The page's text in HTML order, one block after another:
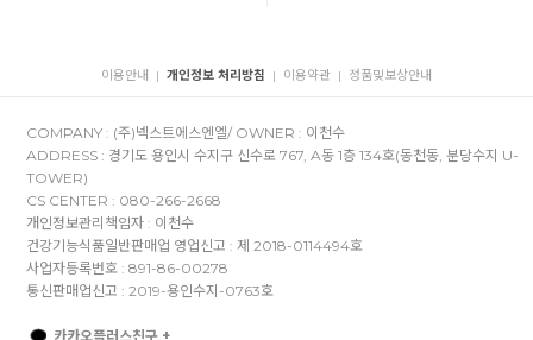
이용안내 | 개인정보 처리방침 | 이용약관 | 정품및보상안내
COMPANY : (주)넥스트에스엔엘/ OWNER : 이천수
ADDRESS : 경기도 용인시 수지구 신수로 767, A동 1층 134호(동천동, 분당수지 U-
TOWER)
CS CENTER : 080-266-2668
개인정보관리책임자 : 이천수
건강기능식품일반판매업 영업신고 : 제 2018-0114494호
사업자등록번호 : 891-86-00278
통신판매업신고 : 2019-용인수지-0763호
카카오플러스친구 +